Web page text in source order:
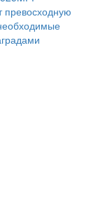
превосходную